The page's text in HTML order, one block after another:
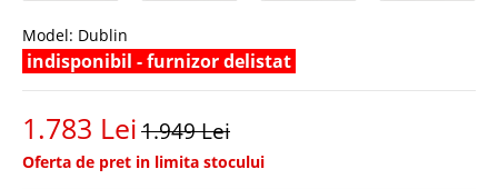
Model: Dublin
indisponibil - furnizor delistat
1.783 Lei1.949 Lei
Oferta de pret in limita stocului